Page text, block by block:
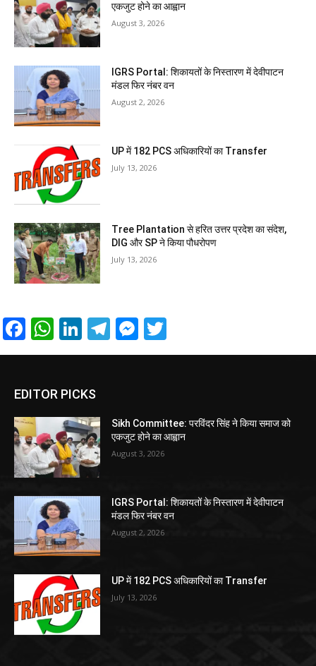
एकजुट होने का आह्वान
August 3, 2026
IGRS Portal: शिकायतों के निस्तारण में देवीपाटन
मंडल फिर नंबर वन
August 2, 2026
UP में 182 PCS अधिकारियों का Transfer
July 13, 2026
Tree Plantation से हरित उत्तर प्रदेश का संदेश,
DIG और SP ने किया पौधरोपण
July 13, 2026
Facebook
WhatsApp
LinkedIn
Telegram
Messenger
EDITOR PICKS
Sikh Committee: परविंदर सिंह ने किया समाज को
एकजुट होने का आह्वान
August 3, 2026
IGRS Portal: शिकायतों के निस्तारण में देवीपाटन
मंडल फिर नंबर वन
August 2, 2026
UP में 182 PCS अधिकारियों का Transfer
July 13, 2026